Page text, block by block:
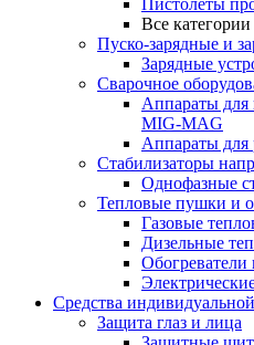
Пистолеты
Все
Пуско-зарядные и
Зарядные
Сварочное
Аппараты для
MIG-MAG
Аппараты для
Стабилизаторы
Однофазные
Тепловые пушки и
Газовые
Дизельные
Средства
Защита глаз и лица